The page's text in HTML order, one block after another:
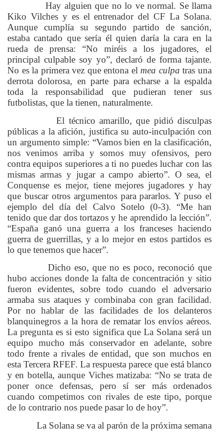
Hay alguien que no lo ve normal. Se llama
Kiko Vilches y es el entrenador del CF La Solana.
Aunque cumplía su segundo partido de sanción,
estaba cantado que sería él quien daría la cara en la
rueda de prensa: “No miréis a los jugadores, el
principal culpable soy yo”, declaró de forma tajante.
No es la primera vez que entona elmea culpa tras una
derrota dolorosa, en parte para echarse a la espalda
toda la responsabilidad que pudieran tener sus
futbolistas, que la tienen, naturalmente.
El técnico amarillo, que pidió disculpas
públicas a la afición, justifica su auto-inculpación con
un argumento simple: “Vamos bien en la clasificación,
nos venimos arriba y somos muy ofensivos, pero
contra equipos superiores a ti no puedes luchar con las
mismas armas y jugar a campo abierto”. O sea, el
Conquense es mejor, tiene mejores jugadores y hay
que buscar otros argumentos para pararlos. Y puso el
ejemplo del día del Calvo Sotelo (0-3). “Me han
tenido que dar dos tortazos y he aprendido la lección”.
“España ganó una guerra a los franceses haciendo
guerra de guerrillas, y a lo mejor en estos partidos es
lo que tenemos que hacer”.
Dicho eso, que no es poco, reconoció que
hubo acciones donde la falta de concentración y sitio
fueron evidentes, sobre todo cuando el adversario
armaba sus ataques y combinaba con gran facilidad.
Por no hablar de las facilidades de los delanteros
blanquinegros a la hora de rematar los envíos aéreos.
La pregunta es si esto significa que La Solana será un
equipo mucho más conservador en adelante, sobre
todo frente a rivales de entidad, que son muchos en
esta Tercera RFEF. La respuesta parece que está blanco
y en botella, aunque Viches matizaba: “No se trata de
poner once defensas, pero sí ser más ordenados
cuando competimos con rivales de este tipo, porque
de lo contrario nos puede pasar lo de hoy”.
La Solana se va al parón de la próxima semana